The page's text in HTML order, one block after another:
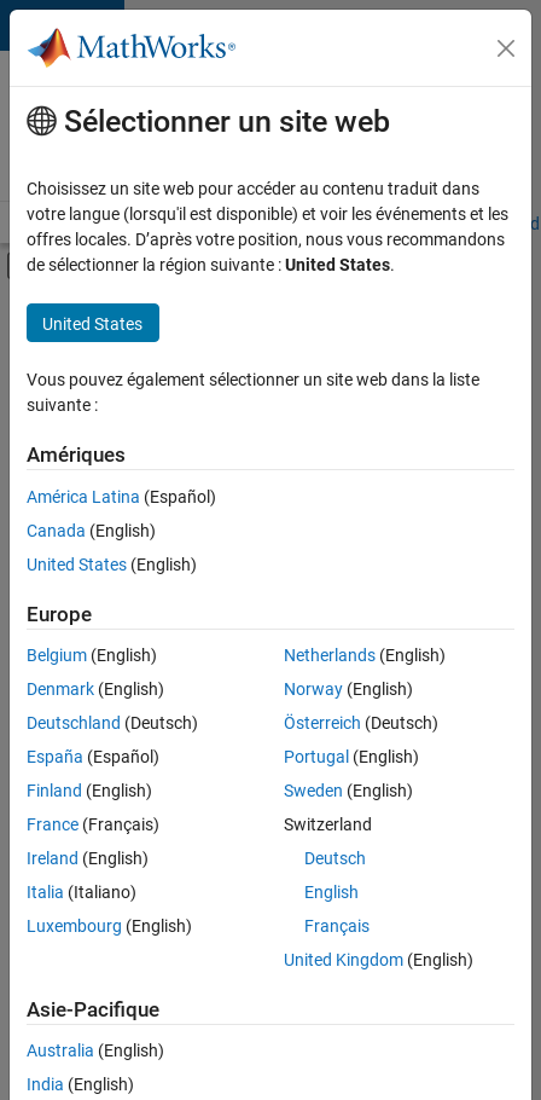
Passer au contenu
Votre
carrière
chez
Accueil Explorer nos opportunités Adresses de nos bureaux
Activer/désactiver l'affichage du menu
Contenu principal
FILTRER PAR
Programme destiné aux nouvelles carrières (EDG)
Support avancé
Globalisation
Actuellement,
aucune
offre
d'emploi
correspondant
à vos
critères
de
recherche.
Vous
pouvez
élargir
votre
recherche
ou
afficher
l’ensemble
d'emploi.
malgré
tout
Sélectionner un site web
Choisissez un site web pour accéder au contenu traduit dans
votre langue (lorsqu'il est disponible) et voir les événements et les
offres locales. D’après votre position, nous vous recommandons
de sélectionner la région suivante :United States.
United States
Vous pouvez également sélectionner un site web dans la liste
suivante :
Amériques
América Latina (Español)
Canada (English)
United States (English)
Europe
Belgium (English)
Denmark (English)
Deutschland (Deutsch)
España (Español)
Finland (English)
France (Français)
Ireland (English)
Italia (Italiano)
Luxembourg (English)
Netherlands(English)
Norway(English)
Österreich (Deutsch)
Portugal (English)
Sweden (English)
Switzerland
Deutsch
English
Français
United Kingdom(English)
Asie-Pacifique
Australia (English)
India (English)